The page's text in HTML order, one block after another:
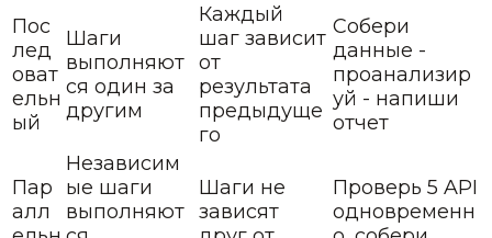
Пос
лед
оват
ельн
ый
Шаги
выполняют
ся один за
другим
Каждый
шаг зависит
от
результата
предыдуще
го
Собери
данные -
проанализир
уй - напиши
отчет
Пар
алл
Независим
ые шаги
выполняют
Шаги не
зависят
Проверь 5 API
одновременн